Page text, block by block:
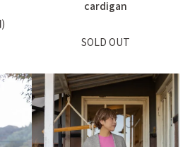
cardigan
SOLD OUT